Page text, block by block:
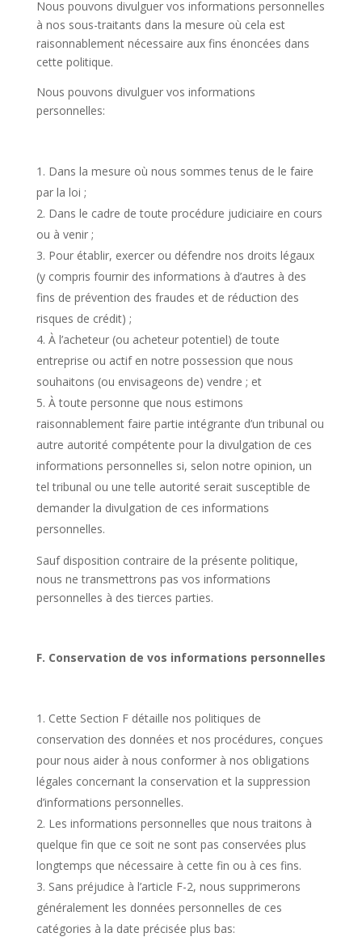
Nous pouvons divulguer vos informations personnelles
à nos sous-traitants dans la mesure où cela est
raisonnablement nécessaire aux fins énoncées dans
cette politique.
Nous pouvons divulguer vos informations
personnelles:
Dans la mesure où nous sommes tenus de le faire
par la loi ;
Dans le cadre de toute procédure judiciaire en cours
ou à venir ;
Pour établir, exercer ou défendre nos droits légaux
(y compris fournir des informations à d’autres à des
fins de prévention des fraudes et de réduction des
risques de crédit) ;
À l’acheteur (ou acheteur potentiel) de toute
entreprise ou actif en notre possession que nous
souhaitons (ou envisageons de) vendre ; et
À toute personne que nous estimons
raisonnablement faire partie intégrante d’un tribunal ou
autre autorité compétente pour la divulgation de ces
informations personnelles si, selon notre opinion, un
tel tribunal ou une telle autorité serait susceptible de
demander la divulgation de ces informations
personnelles.
Sauf disposition contraire de la présente politique,
nous ne transmettrons pas vos informations
personnelles à des tierces parties.
F. Conservation de vos informations personnelles
Cette Section F détaille nos politiques de
conservation des données et nos procédures, conçues
pour nous aider à nous conformer à nos obligations
légales concernant la conservation et la suppression
d’informations personnelles.
Les informations personnelles que nous traitons à
quelque fin que ce soit ne sont pas conservées plus
longtemps que nécessaire à cette fin ou à ces fins.
Sans préjudice à l’article F-2, nous supprimerons
généralement les données personnelles de ces
catégories à la date précisée plus bas: